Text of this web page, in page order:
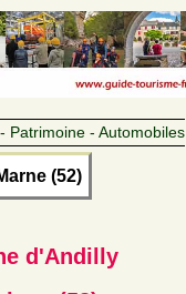
Patrimoine - Automobiles
(52)
d'Andilly